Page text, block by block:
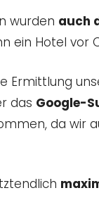
wurden auch
ein Hotel
Ermittlung
das Google-
da wir